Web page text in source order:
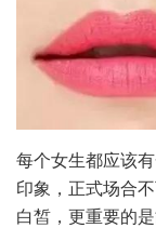
每个女生都应该
印象，正式场合
白皙，更重要的